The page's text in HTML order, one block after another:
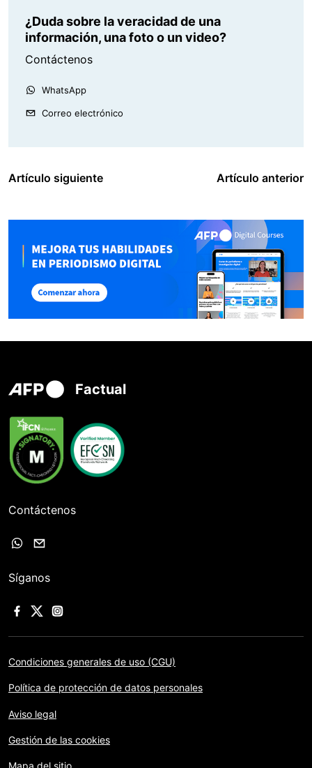
¿Duda sobre la veracidad de una
información, una foto o un video?
Contáctenos
WhatsApp
Correo electrónico
Artículo siguiente Artículo anterior
Factual
Contáctenos
Síganos
Condiciones generales de uso (CGU)
Política de protección de datos personales
Aviso legal
Gestión de las cookies
Mapa del sitio